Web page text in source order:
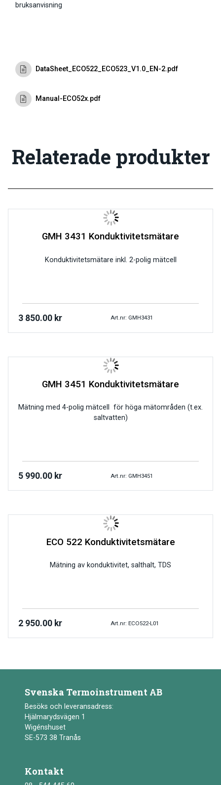
bruksanvisning
DataSheet_ECO522_ECO523_V1.0_EN-2.pdf
Manual-ECO52x.pdf
Relaterade produkter
GMH 3431 Konduktivitetsmätare
Konduktivitetsmätare inkl. 2-polig mätcell
3 850.00 kr Art.nr: GMH3431
GMH 3451 Konduktivitetsmätare
Mätning med 4-polig mätcell för höga mätområden (t.ex.
saltvatten)
5 990.00 kr Art.nr: GMH3451
ECO 522 Konduktivitetsmätare
Mätning av konduktivitet, salthalt, TDS
2 950.00 kr Art.nr: ECO522-L01
Svenska Termoinstrument AB
Besöks och leveransadress:
Hjälmarydsvägen 1
Wigénshuset
SE-573 38 Tranås
Kontakt